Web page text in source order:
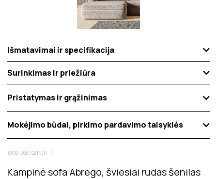
Išmatavimai ir specifikacija
Surinkimas ir priežiūra
Pristatymas ir grąžinimas
Mokėjimo būdai, pirkimo pardavimo taisyklės
SKU: ABR2/PER-4
Kampinė sofa Abrego, šviesiai rudas šenilas